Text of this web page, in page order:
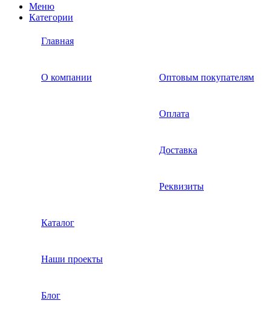
Меню
Категории
Главная
О компании Оптовым покупателям
Оплата
Доставка
Реквизиты
Каталог
Наши проекты
Блог